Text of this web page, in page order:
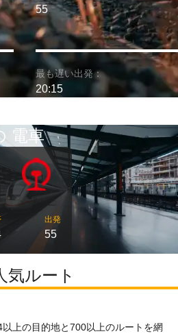
55
最も遅い出発：
20:15
電車
出発
55
気ルート
上の目的地と700以上のルートを網